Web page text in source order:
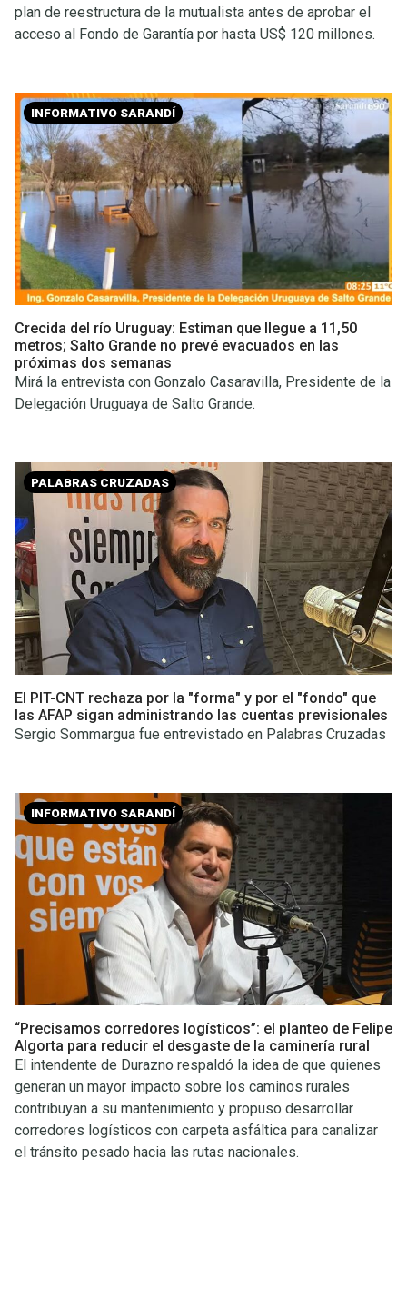
plan de reestructura de la mutualista antes de aprobar el
acceso al Fondo de Garantía por hasta US$ 120 millones.
INFORMATIVO SARANDÍ
Crecida del río Uruguay: Estiman que llegue a 11,50
metros; Salto Grande no prevé evacuados en las
próximas dos semanas
Mirá la entrevista con Gonzalo Casaravilla, Presidente de la
Delegación Uruguaya de Salto Grande.
PALABRAS CRUZADAS
El PIT-CNT rechaza por la "forma" y por el "fondo" que
las AFAP sigan administrando las cuentas previsionales
Sergio Sommargua fue entrevistado en Palabras Cruzadas
INFORMATIVO SARANDÍ
“Precisamos corredores logísticos”: el planteo de Felipe
Algorta para reducir el desgaste de la caminería rural
El intendente de Durazno respaldó la idea de que quienes
generan un mayor impacto sobre los caminos rurales
contribuyan a su mantenimiento y propuso desarrollar
corredores logísticos con carpeta asfáltica para canalizar
el tránsito pesado hacia las rutas nacionales.